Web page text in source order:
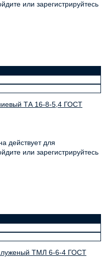
или зарегистрируйтесь
ТА 16-8-5,4 ГОСТ
действует для
или зарегистрируйтесь
луженый ТМЛ 6-6-4 ГОСТ